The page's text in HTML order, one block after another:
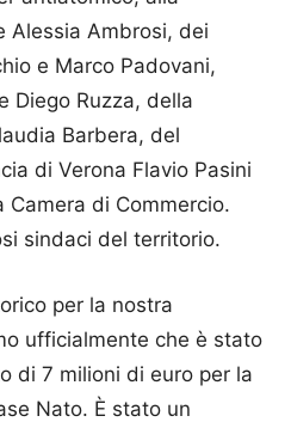
Alessia Ambrosi, dei
e Marco Padovani,
Diego Ruzza, della
Barbera, del
di Verona Flavio Pasini
di Commercio.
sindaci del territorio.
per la nostra
ufficialmente che è stato
di 7 milioni di euro per la
Nato. È stato un